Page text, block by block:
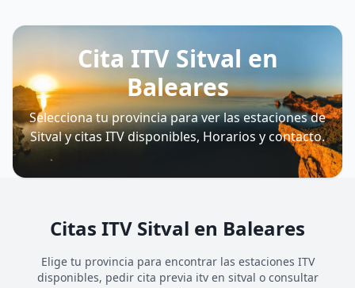
Cita ITV Sitval en
Baleares
Selecciona tu provincia para ver las estaciones de
Sitval y citas ITV disponibles, Horarios y contacto.
Citas ITV Sitval en Baleares
Elige tu provincia para encontrar las estaciones ITV
disponibles, pedir cita previa itv en sitval o consultar